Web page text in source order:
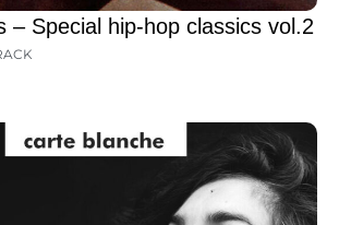
– Special hip-hop classics vol.2